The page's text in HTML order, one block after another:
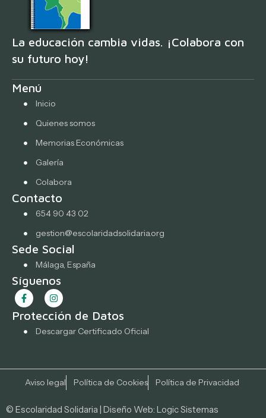
La educación cambia vidas. ¡Colabora con
su futuro hoy!
Menú
Inicio
Quienes somos
Memorias Económicas
Galería
Colabora
Contacto
654 90 43 02
gestion@escolaridadsolidaria.org
Sede Social
Málaga, España
Síguenos
Protección de Datos
Descargar Certificado Oficial
Aviso legal Política de Cookies Política de Privacidad
© Escolaridad Solidaria | Diseño Web: Logic Sistemas